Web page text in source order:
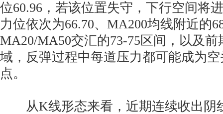
位60.96，若该位置失守，下行空间将
力位依次为66.70、MA200均线附近的
MA20/MA50交汇的73-75区间，以及前
域，反弹过程中每道压力都可能成为
点。
从K线形态来看，近期连续收出阴